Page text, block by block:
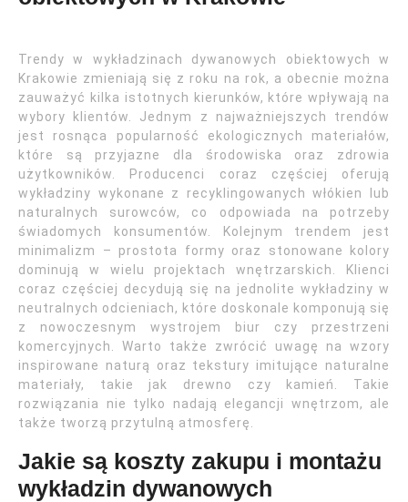
Trendy w wykładzinach dywanowych obiektowych w
Krakowie zmieniają się z roku na rok, a obecnie można
zauważyć kilka istotnych kierunków, które wpływają na
wybory klientów. Jednym z najważniejszych trendów
jest rosnąca popularność ekologicznych materiałów,
które są przyjazne dla środowiska oraz zdrowia
użytkowników. Producenci coraz częściej oferują
wykładziny wykonane z recyklingowanych włókien lub
naturalnych surowców, co odpowiada na potrzeby
świadomych konsumentów. Kolejnym trendem jest
minimalizm – prostota formy oraz stonowane kolory
dominują w wielu projektach wnętrzarskich. Klienci
coraz częściej decydują się na jednolite wykładziny w
neutralnych odcieniach, które doskonale komponują się
z nowoczesnym wystrojem biur czy przestrzeni
komercyjnych. Warto także zwrócić uwagę na wzory
inspirowane naturą oraz tekstury imitujące naturalne
materiały, takie jak drewno czy kamień. Takie
rozwiązania nie tylko nadają elegancji wnętrzom, ale
także tworzą przytulną atmosferę.
Jakie są koszty zakupu i montażu
wykładzin dywanowych